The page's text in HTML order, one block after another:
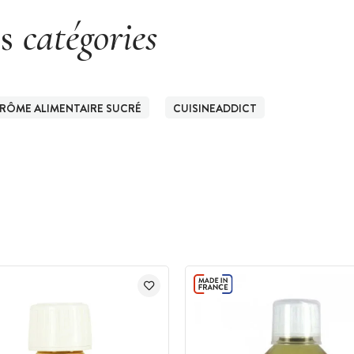
catégories
ALIMENTAIRE SUCRÉ CUISINEADDICT